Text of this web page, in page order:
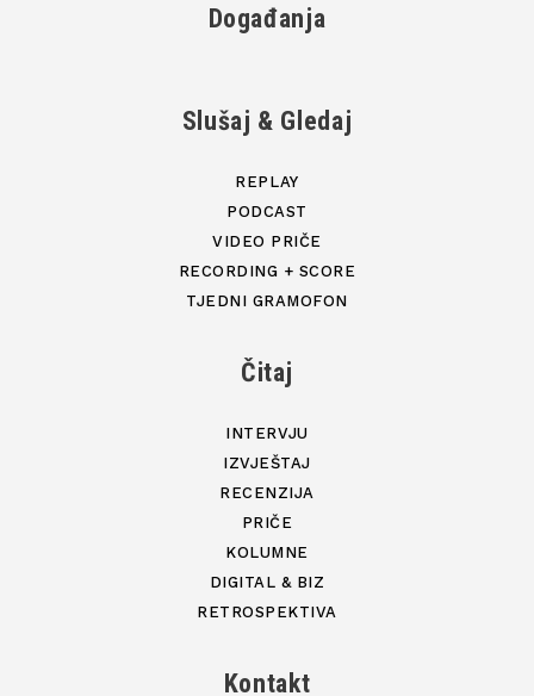
Događanja
Slušaj & Gledaj
REPLAY
PODCAST
VIDEO PRIČE
RECORDING + SCORE
TJEDNI GRAMOFON
Čitaj
INTERVJU
IZVJEŠTAJ
RECENZIJA
PRIČE
KOLUMNE
DIGITAL & BIZ
RETROSPEKTIVA
Kontakt